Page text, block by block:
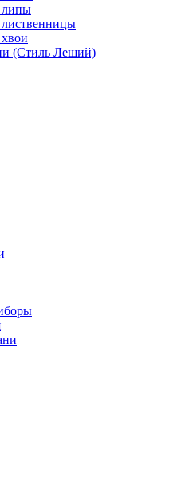
липы
(Стиль Леший)